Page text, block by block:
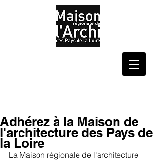
Adhérez à la Maison de
l'architecture des Pays de
la Loire
La Maison régionale de l'architecture